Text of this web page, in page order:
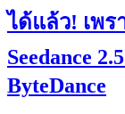
ได้แล้ว! เพร
Seedance
ByteDance